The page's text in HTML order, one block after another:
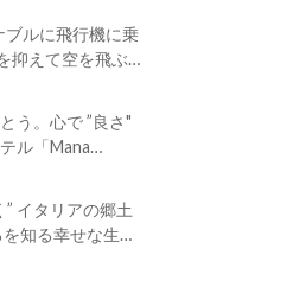
ルに飛行機に乗
抑えて空を飛ぶ
う。心で ”良さ"
ル「Mana
イタリアの郷土
知る幸せな生き